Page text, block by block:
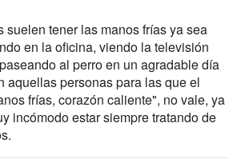
suelen tener las manos frías ya sea
en la oficina, viendo la televisión
al perro en un agradable día
aquellas personas para las que el
frías, corazón caliente", no vale, ya
incómodo estar siempre tratando de